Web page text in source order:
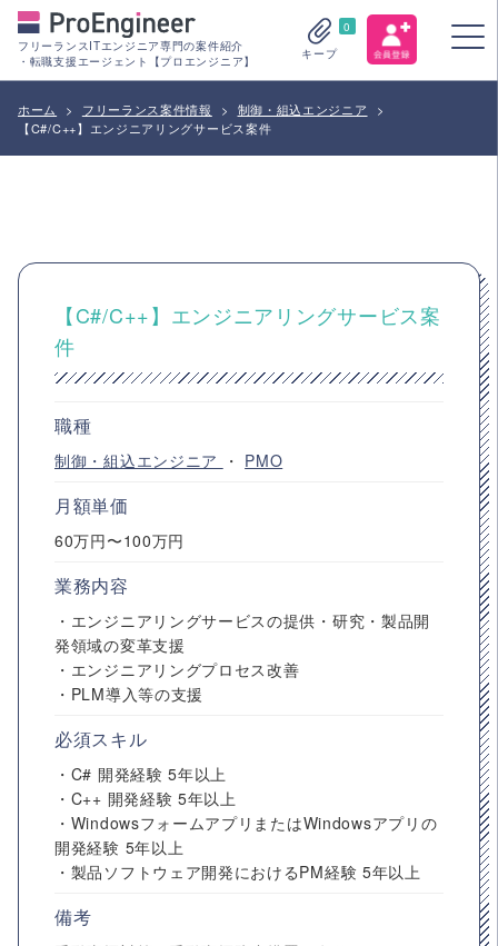
フリーランスITエンジニア専門の案件紹介
・転職支援エージェント【プロエンジニア】
0
キープ
ホーム > フリーランス案件情報 > 制御・組込エンジニア
>
【C#/C++】エンジニアリングサービス案件
【C#/C++】エンジニアリングサービス案
件
職種
制御・組込エンジニア ・ PMO
月額単価
60万円〜100万円
業務内容
・エンジニアリングサービスの提供・研究・製品開
発領域の変革支援
・エンジニアリングプロセス改善
・PLM導入等の支援
必須スキル
・C# 開発経験 5年以上
・C++ 開発経験 5年以上
・WindowsフォームアプリまたはWindowsアプリの
開発経験 5年以上
・製品ソフトウェア開発におけるPM経験 5年以上
備考